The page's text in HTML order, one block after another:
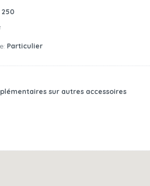
250
Particulier
sur autres accessoires